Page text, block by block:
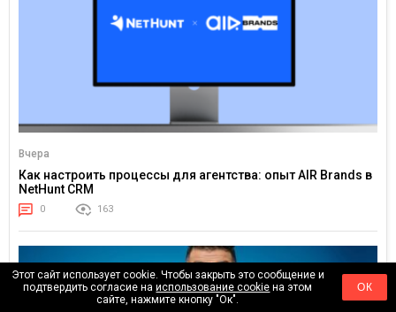
Вчера
Как настроить процессы для агентства: опыт AIR Brands в
NetHunt CRM
0 163
Этот сайт использует cookie. Чтобы закрыть это сообщение и
подтвердить согласие наиспользование cookie на этом
сайте, нажмите кнопку "Ок".
ОК